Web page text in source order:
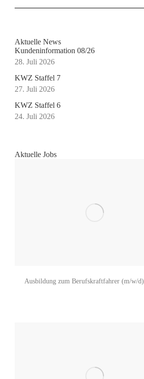
Aktuelle News
Kundeninformation 08/26
28. Juli 2026
KWZ Staffel 7
27. Juli 2026
KWZ Staffel 6
24. Juli 2026
Aktuelle Jobs
Ausbildung zum Berufskraftfahrer (m/w/d)